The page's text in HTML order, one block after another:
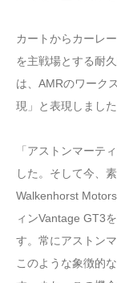
カートからカーレ
を主戦場とする耐
は、AMRのワーク
現」と表現しました
「アストンマーテ
した。そして今、
Walkenhorst
ィンVantage GT3
す。常にアストン
このような象徴的